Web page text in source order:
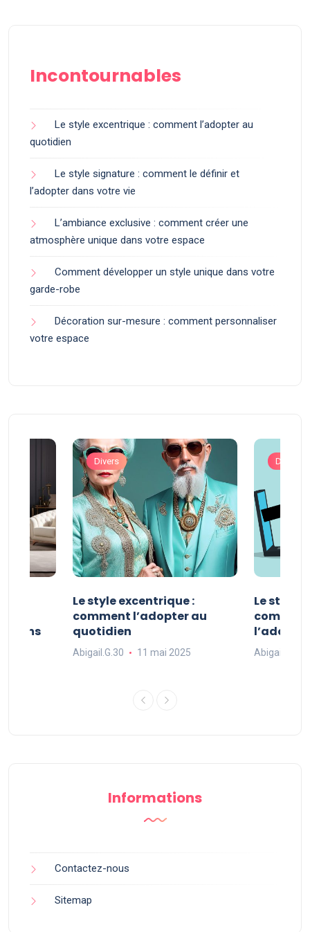
Incontournables
Le style excentrique : comment l’adopter au
quotidien
Le style signature : comment le définir et
l’adopter dans votre vie
L’ambiance exclusive : comment créer une
atmosphère unique dans votre espace
Comment développer un style unique dans votre
garde-robe
Décoration sur-mesure : comment personnaliser
votre espace
dans
Divers
Le style excentrique :
comment l’adopter au
quotidien
Abigail.G.30 11 mai 2025
Divers
Le style
Abigail.G.30
Informations
Contactez-nous
Sitemap